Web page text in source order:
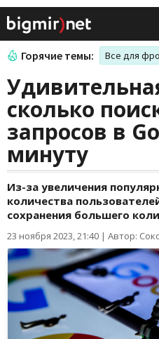
Горячие темы: Все для
сколько
запросов в
минуту
Из-за увеличения
количества
сохранения большего
23 ноября 2023, 21:40 | Автор: